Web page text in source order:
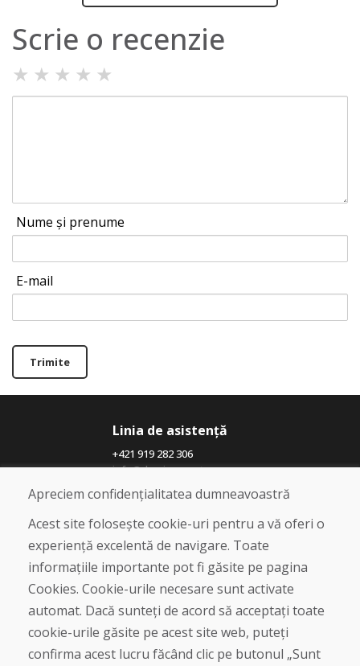
Scrie o recenzie
★ ★ ★ ★ ★
Nume și prenume
E-mail
Trimite
Linia de asistență
+421 919 282 306
info@domivosport.ro
Blog
Despre noi
Magazin
Contact
Cumpărare
Magazin online
Apreciem confidențialitatea dumneavoastră
Acest site folosește cookie-uri pentru a vă oferi o
experiență excelentă de navigare. Toate
informațiile importante pot fi găsite pe pagina
Cookies. Cookie-urile necesare sunt activate
automat. Dacă sunteți de acord să acceptați toate
cookie-urile găsite pe acest site web, puteți
confirma acest lucru făcând clic pe butonul „Sunt